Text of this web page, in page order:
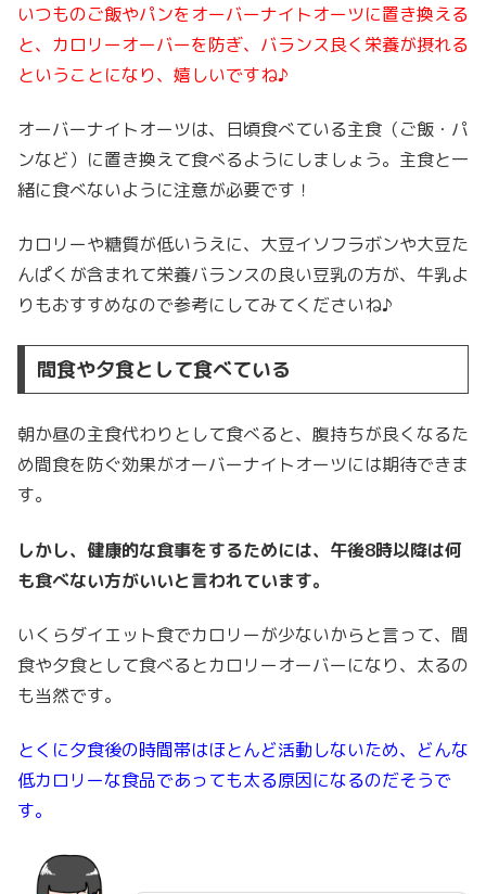
いつものご飯やパンをオーバーナイトオーツに置き換える
と、カロリーオーバーを防ぎ、バランス良く栄養が摂れる
ということになり、嬉しいですね♪
オーバーナイトオーツは、日頃食べている主食（ご飯・パ
ンなど）に置き換えて食べるようにしましょう。主食と一
緒に食べないように注意が必要です！
カロリーや糖質が低いうえに、大豆イソフラボンや大豆た
んぱくが含まれて栄養バランスの良い豆乳の方が、牛乳よ
りもおすすめなので参考にしてみてくださいね♪
間食や夕食として食べている
朝か昼の主食代わりとして食べると、腹持ちが良くなるた
め間食を防ぐ効果がオーバーナイトオーツには期待できま
す。
しかし、健康的な食事をするためには、午後8時以降は何
も食べない方がいいと言われています。
いくらダイエット食でカロリーが少ないからと言って、間
食や夕食として食べるとカロリーオーバーになり、太るの
も当然です。
とくに夕食後の時間帯はほとんど活動しないため、どんな
低カロリーな食品であっても太る原因になるのだそうで
す。